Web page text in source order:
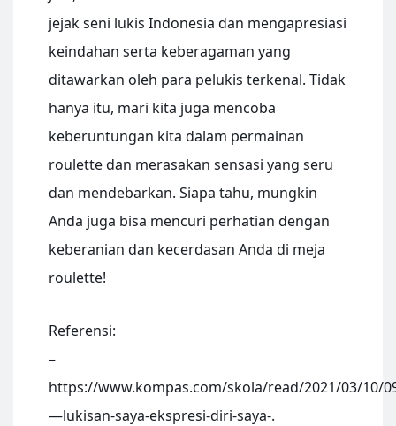
jejak seni lukis Indonesia dan mengapresiasi
keindahan serta keberagaman yang
ditawarkan oleh para pelukis terkenal. Tidak
hanya itu, mari kita juga mencoba
keberuntungan kita dalam permainan
roulette dan merasakan sensasi yang seru
dan mendebarkan. Siapa tahu, mungkin
Anda juga bisa mencuri perhatian dengan
keberanian dan kecerdasan Anda di meja
roulette!
Referensi:
–
https://www.kompas.com/skola/read/2021/03/10/
—lukisan-saya-ekspresi-diri-saya-.